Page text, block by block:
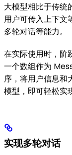
大模型相比于传统
用户可传入上下文
多轮对话等能力。
在实际使用时，
一个数组作为
序，将用户信息和
模型，即可轻松实
实现多轮对话